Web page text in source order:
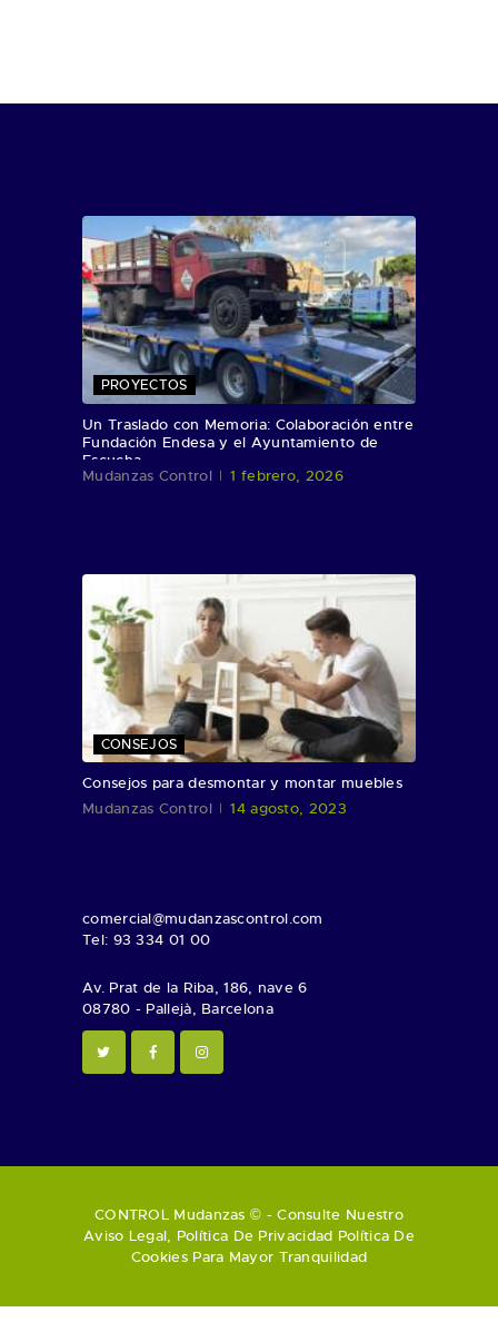
PROYECTOS
Un Traslado con Memoria: Colaboración entre
Fundación Endesa y el Ayuntamiento de
Escucha
Mudanzas Control
1 febrero, 2026
CONSEJOS
Consejos para desmontar y montar muebles
Mudanzas Control
14 agosto, 2023
comercial@mudanzascontrol.com
Tel: 93 334 01 00
Av. Prat de la Riba, 186, nave 6
08780 - Pallejà, Barcelona
CONTROL Mudanzas © - Consulte Nuestro
Aviso Legal, Política De Privacidad Política De
CookiesPara Mayor Tranquilidad